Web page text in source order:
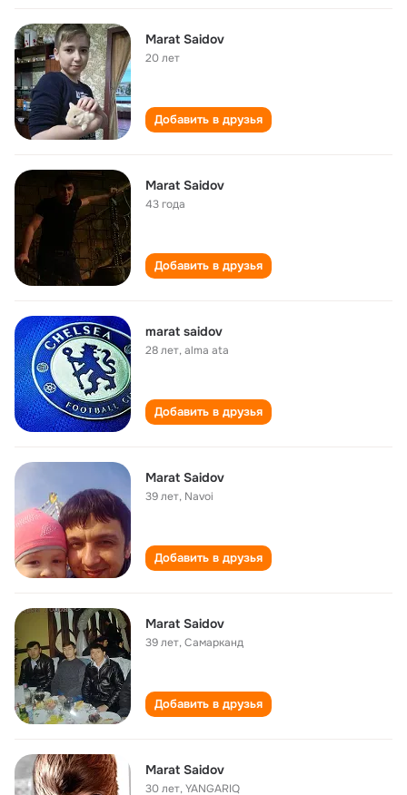
Marat Saidov
20 лет
Добавить в друзья
Marat Saidov
43 года
Добавить в друзья
marat saidov
28 лет,alma ata
Добавить в друзья
Marat Saidov
39 лет, Navoi
Добавить в друзья
Marat Saidov
39 лет,Самарканд
Добавить в друзья
Marat Saidov
30 лет,YANGARIQ